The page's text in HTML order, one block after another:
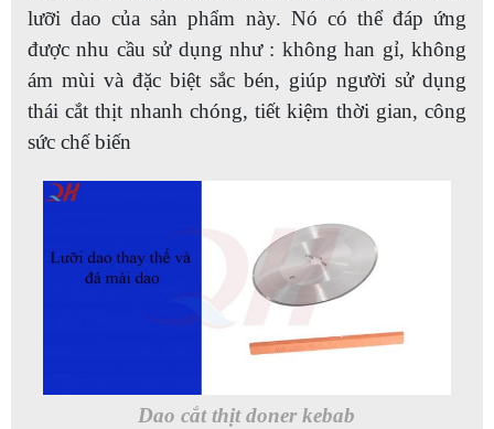
lưỡi dao của sản phẩm này. Nó có thể đáp ứng
được nhu cầu sử dụng như : không han gỉ, không
ám mùi và đặc biệt sắc bén, giúp người sử dụng
thái cắt thịt nhanh chóng, tiết kiệm thời gian, công
sức chế biến
Dao cắt thịt doner kebab